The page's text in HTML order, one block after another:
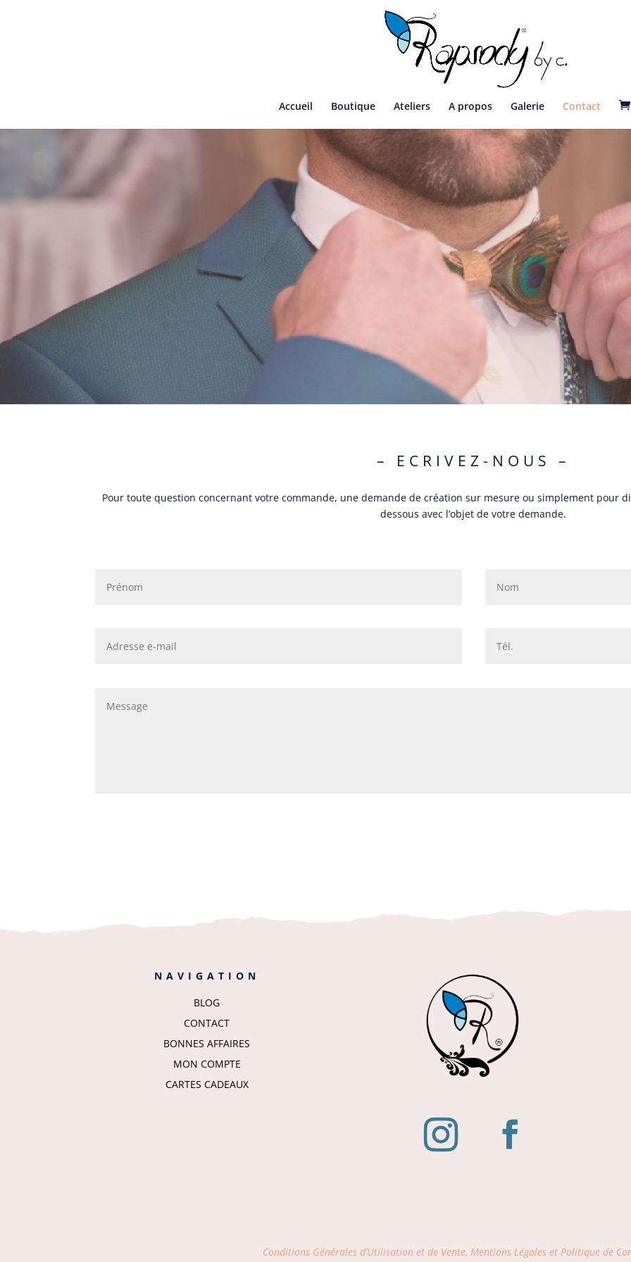
Accueil Boutique Ateliers A propos Galerie Contact
– ECRIVEZ-NOUS –
Pour toute question concernant votre commande, une demande de création sur mesure ou simplement pour
dessous avec l’objet de votre demande.
NAVIGATION
BLOG
CONTACT
BONNES AFFAIRES
MON COMPTE
CARTES CADEAUX
Conditions Générales d’Utilisation et de Vente, Mentions Légales et Politique de